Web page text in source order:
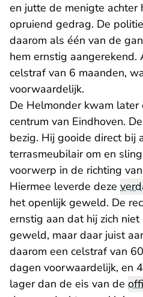
en jutte de menigte achter
opruiend gedrag. De
daarom als één van de
hem ernstig
celstraf van 6 maanden,
voorwaardelijk.
De Helmonder kwam
centrum van Eindhoven.
bezig. Hij gooide direct bij
terrasmeubilair om en
voorwerp in de richting
Hiermee leverde deze
het openlijk geweld. De
ernstig aan dat hij zich
geweld, maar daar juist
daarom een celstraf van
dagen voorwaardelijk, en
lager dan de eis van de